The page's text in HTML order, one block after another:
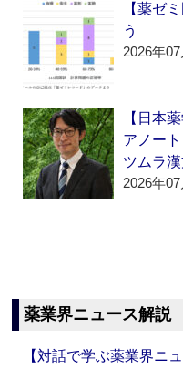
【薬ゼ
う
2026年
【日本
アノー
ツムラ
2026年
薬業界ニュース解説
【対話で学ぶ薬業界ニ